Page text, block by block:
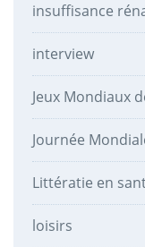
insuffisance
interview
Jeux Mondiaux
Journée
Littératie en
loisirs